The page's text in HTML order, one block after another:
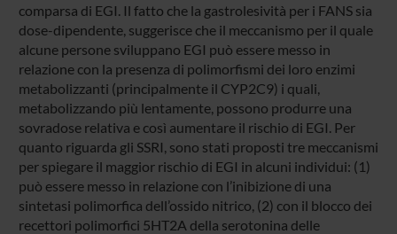
comparsa di EGI. Il fatto che la gastrolesività per i FANS sia
dose-dipendente, suggerisce che il meccanismo per il quale
alcune persone sviluppano EGI può essere messo in
relazione con la presenza di polimorfismi dei loro enzimi
metabolizzanti (principalmente il CYP2C9) i quali,
metabolizzando più lentamente, possono produrre una
sovradose relativa e così aumentare il rischio di EGI. Per
quanto riguarda gli SSRI, sono stati proposti tre meccanismi
per spiegare il maggior rischio di EGI in alcuni individui: (1)
può essere messo in relazione con l’inibizione di una
sintetasi polimorfica dell’ossido nitrico, (2) con il blocco dei
recettori polimorfici 5HT2A della serotonina delle